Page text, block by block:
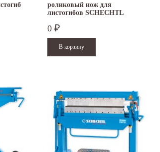
роликовый нож для
листогибов SCHECHTL
0 ₽